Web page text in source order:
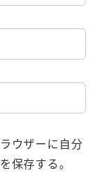
ウザーに自分
保存する。